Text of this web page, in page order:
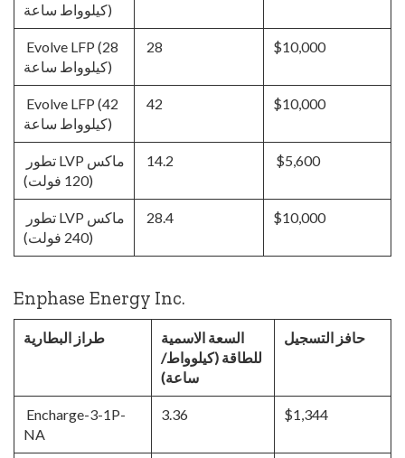
كيلوواط ساعة)
Evolve LFP (28
كيلوواط ساعة)
28 $10,000
Evolve LFP (42
كيلوواط ساعة)
42 $10,000
(120 فولت)
14.2 $5,600
(240 فولت)
28.4 $10,000
Enphase Energy Inc.
طراز البطارية
السعة الاسمية
للطاقة (كيلوواط/
ساعة)
حافز التسجيل
Encharge-3-1P-
NA
3.36 $1,344